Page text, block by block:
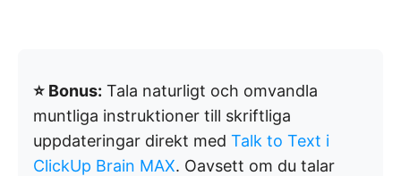
⭐ Bonus: Tala naturligt och omvandla
muntliga instruktioner till skriftliga
uppdateringar direkt med Talk to Text i
ClickUp Brain MAX. Oavsett om du talar